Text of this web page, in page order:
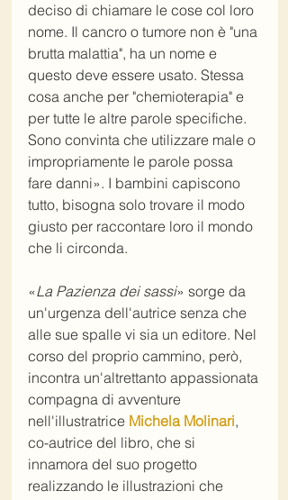
deciso di chiamare le cose col loro
nome. Il cancro o tumore non è "una
brutta malattia", ha un nome e
questo deve essere usato. Stessa
cosa anche per "chemioterapia" e
per tutte le altre parole specifiche.
Sono convinta che utilizzare male o
impropriamente le parole possa
fare danni». I bambini capiscono
tutto, bisogna solo trovare il modo
giusto per raccontare loro il mondo
che li circonda.
«La Pazienza dei sassi» sorge da
un'urgenza dell'autrice senza che
alle sue spalle vi sia un editore. Nel
corso del proprio cammino, però,
incontra un'altrettanto appassionata
compagna di avventure
nell'illustratrice Michela Molinari,
co-autrice del libro, che si
innamora del suo progetto
realizzando le illustrazioni che